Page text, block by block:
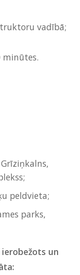
vadībā;
minūtes.
2 A;
peldvieta;
parks,
un